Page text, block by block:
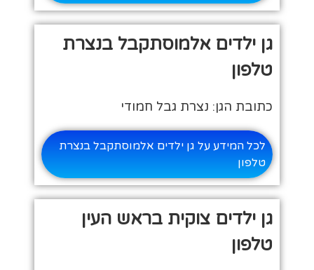
גן ילדים אלמוסתקבל בנצרת
טלפון
כתובת הגן: נצרת גבל חמודי
לכל המידע על גן ילדים אלמוסתקבל בנצרת
טלפון
גן ילדים צוקית בראש העין
טלפון